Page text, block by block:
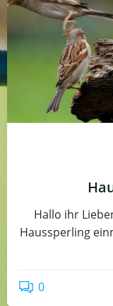
Hallo ihr
Haussperling
0